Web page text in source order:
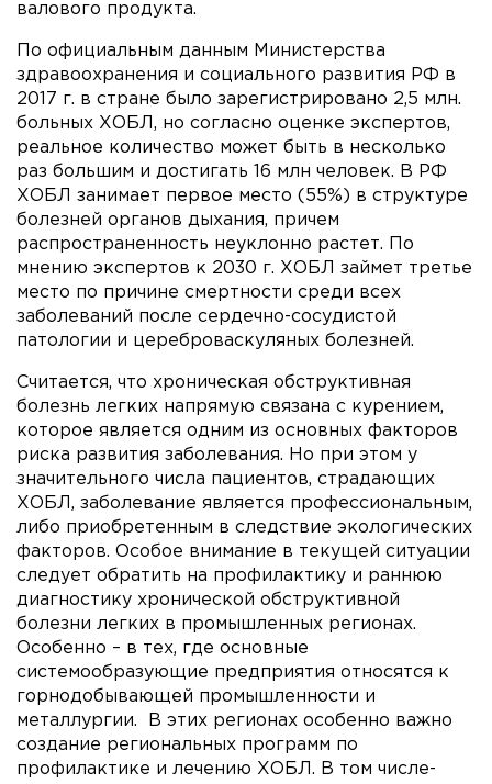
валового продукта.
По официальным данным Министерства
здравоохранения и социального развития РФ в
2017 г. в стране было зарегистрировано 2,5 млн.
больных ХОБЛ, но согласно оценке экспертов,
реальное количество может быть в несколько
раз большим и достигать 16 млн человек. В РФ
ХОБЛ занимает первое место (55%) в структуре
болезней органов дыхания, причем
распространенность неуклонно растет. По
мнению экспертов к 2030 г. ХОБЛ займет третье
место по причине смертности среди всех
заболеваний после сердечно-сосудистой
патологии и цереброваскуляных болезней.
Считается, что хроническая обструктивная
болезнь легких напрямую связана с курением,
которое является одним из основных факторов
риска развития заболевания. Но при этом у
значительного числа пациентов, страдающих
ХОБЛ, заболевание является профессиональным,
либо приобретенным в следствие экологических
факторов. Особое внимание в текущей ситуации
следует обратить на профилактику и раннюю
диагностику хронической обструктивной
болезни легких в промышленных регионах.
Особенно – в тех, где основные
системообразующие предприятия относятся к
горнодобывающей промышленности и
металлургии. В этих регионах особенно важно
создание региональных программ по
профилактике и лечению ХОБЛ. В том числе-